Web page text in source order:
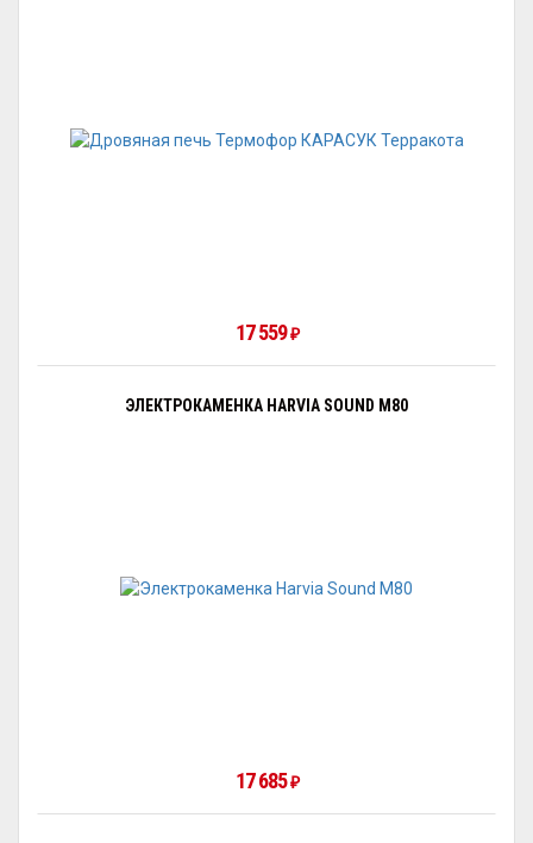
17 559₽
ЭЛЕКТРОКАМЕНКА HARVIA SOUND M80
17 685₽